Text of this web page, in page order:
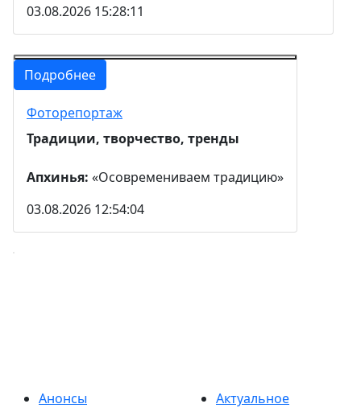
03.08.2026 15:28:11
Подробнее
Фоторепортаж
Традиции, творчество, тренды
Апхинья: «Осовремениваем традицию»
03.08.2026 12:54:04
Анонсы
Актуальное